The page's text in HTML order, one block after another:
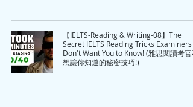
【IELTS-Reading & Writing-08】The
Secret IELTS Reading Tricks Examiners
Don't Want You to Know! (雅思閱讀考官
想讓你知道的秘密技巧!)